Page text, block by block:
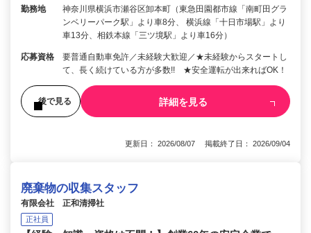
勤務地
神奈川県横浜市瀬谷区卸本町（東急田園都市線「南町田グラ
ンベリーパーク駅」より車8分、 横浜線「十日市場駅」より
車13分、相鉄本線「三ツ境駅」より車16分）
応募資格
要普通自動車免許／未経験大歓迎／★未経験からスタートし
て、長く続けている方が多数!! ★安全運転が出来ればOK！
後で見る 詳細を見る
更新日： 2026/08/07 掲載終了日： 2026/09/04
廃棄物の収集スタッフ
有限会社 正和清掃社
正社員